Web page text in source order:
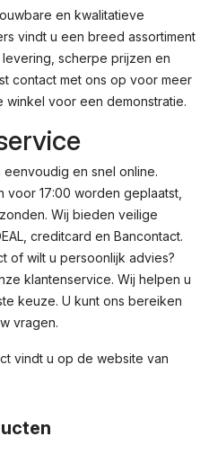
en kwalitatieve
vindt u een breed assortiment
scherpe prijzen en
contact met ons op voor meer
winkel voor een demonstratie.
en snel online.
17:00 worden geplaatst,
Wij bieden veilige
creditcard en Bancontact.
of wilt u persoonlijk advies?
klantenservice. Wij helpen u
keuze. U kunt ons bereiken
vragen.
vindt u op de website van